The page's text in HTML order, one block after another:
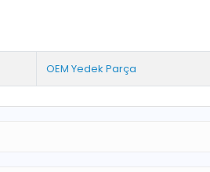
OEM Yedek Parça